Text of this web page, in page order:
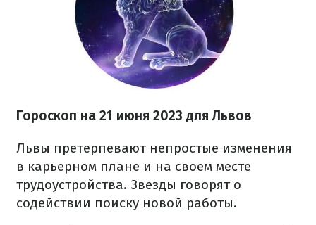
Гороскоп на 21 июня 2023 для Львов
Львы претерпевают непростые изменения
в карьерном плане и на своем месте
трудоустройства. Звезды говорят о
содействии поиску новой работы.